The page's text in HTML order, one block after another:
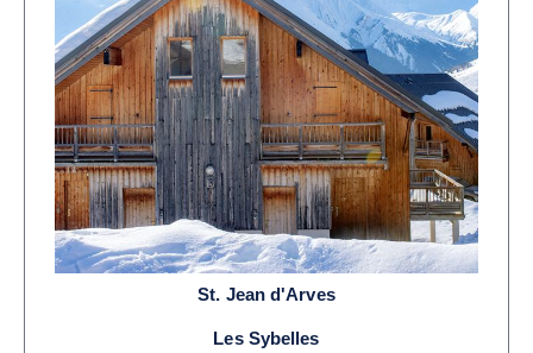
St. Jean d'Arves
Les Sybelles